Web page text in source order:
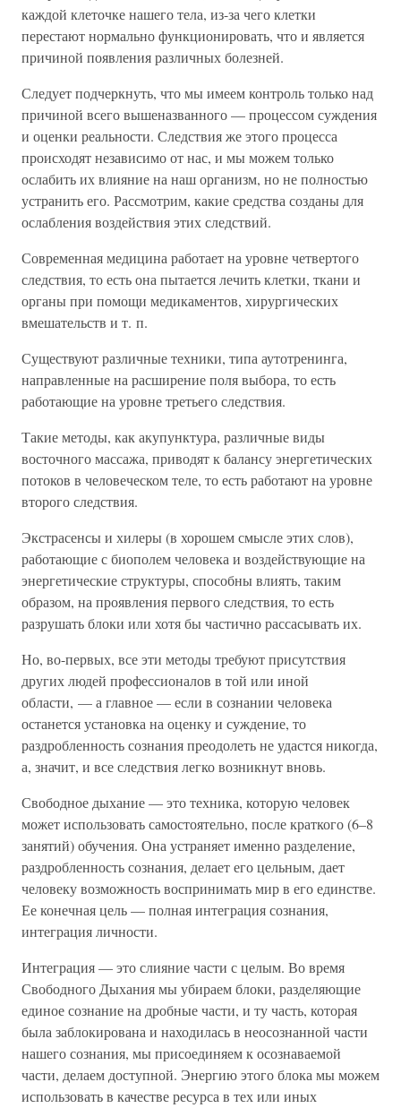
каждой клеточке нашего тела, из-за чего клетки
перестают нормально функционировать, что и является
причиной появления различных болезней.
Следует подчеркнуть, что мы имеем контроль только над
причиной всего вышеназванного — процессом суждения
и оценки реальности. Следствия же этого процесса
происходят независимо от нас, и мы можем только
ослабить их влияние на наш организм, но не полностью
устранить его. Рассмотрим, какие средства созданы для
ослабления воздействия этих следствий.
Современная медицина работает на уровне четвертого
следствия, то есть она пытается лечить клетки, ткани и
органы при помощи медикаментов, хирургических
вмешательств и т. п.
Существуют различные техники, типа аутотренинга,
направленные на расширение поля выбора, то есть
работающие на уровне третьего следствия.
Такие методы, как акупунктура, различные виды
восточного массажа, приводят к балансу энергетических
потоков в человеческом теле, то есть работают на уровне
второго следствия.
Экстрасенсы и хилеры (в хорошем смысле этих слов),
работающие с биополем человека и воздействующие на
энергетические структуры, способны влиять, таким
образом, на проявления первого следствия, то есть
разрушать блоки или хотя бы частично рассасывать их.
Но, во-первых, все эти методы требуют присутствия
других людей профессионалов в той или иной
области, — а главное — если в сознании человека
останется установка на оценку и суждение, то
раздробленность сознания преодолеть не удастся никогда,
а, значит, и все следствия легко возникнут вновь.
Свободное дыхание — это техника, которую человек
может использовать самостоятельно, после краткого (6–8
занятий) обучения. Она устраняет именно разделение,
раздробленность сознания, делает его цельным, дает
человеку возможность воспринимать мир в его единстве.
Ее конечная цель — полная интеграция сознания,
интеграция личности.
Интеграция — это слияние части с целым. Во время
Свободного Дыхания мы убираем блоки, разделяющие
единое сознание на дробные части, и ту часть, которая
была заблокирована и находилась в неосознанной части
нашего сознания, мы присоединяем к осознаваемой
части, делаем доступной. Энергию этого блока мы можем
использовать в качестве ресурса в тех или иных